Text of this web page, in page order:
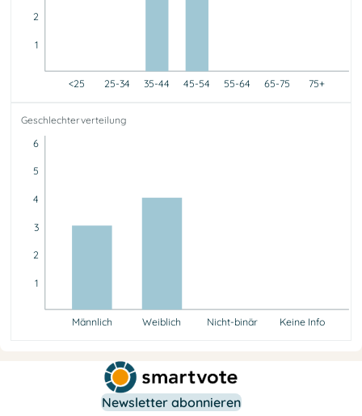
1
2
<25 25-34 35-44 45-54 55-64 65-75 75+
0
0 4 3
Geschlechterverteilung
1
2
3
4
5
6
Männlich Weiblich Nicht-binär Keine Info
Newsletter abonnieren